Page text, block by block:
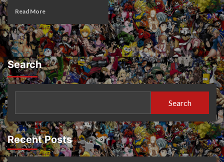
Read More
Search
Search
Recent Posts